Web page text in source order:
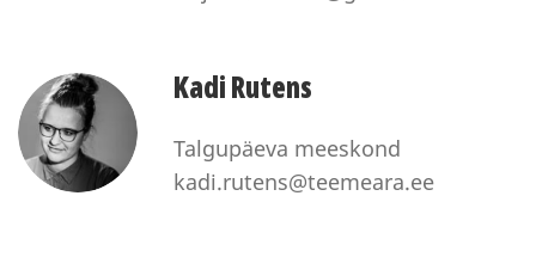
Kadi Rutens
Talgupäeva meeskond
kadi.rutens@teemeara.ee